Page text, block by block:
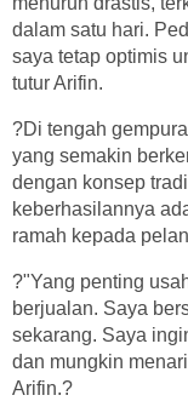
dalam satu hari.
saya tetap optimis
tutur Arifin.
?Di tengah
yang semakin
dengan konsep
keberhasilannya
ramah kepada
?"Yang penting
berjualan. Saya
sekarang. Saya
dan mungkin
Arifin.?